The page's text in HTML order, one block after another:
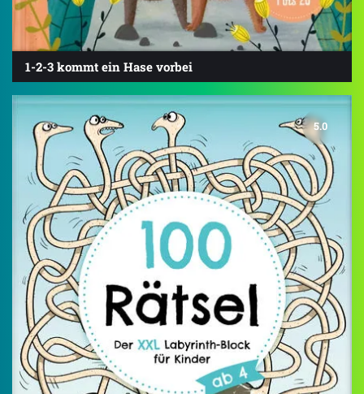
1-2-3 kommt ein Hase vorbei
5.0